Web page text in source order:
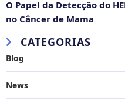
O Papel da Detecção do
no Câncer de Mama
CATEGORIAS
Blog
News